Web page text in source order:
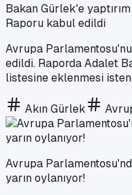
Bakan Gürlek'e
Raporu kabul edildi
Avrupa
edildi. Raporda Adalet
listesine eklenmesi
Akın Gürlek
Avrupa
yarın oylanıyor!